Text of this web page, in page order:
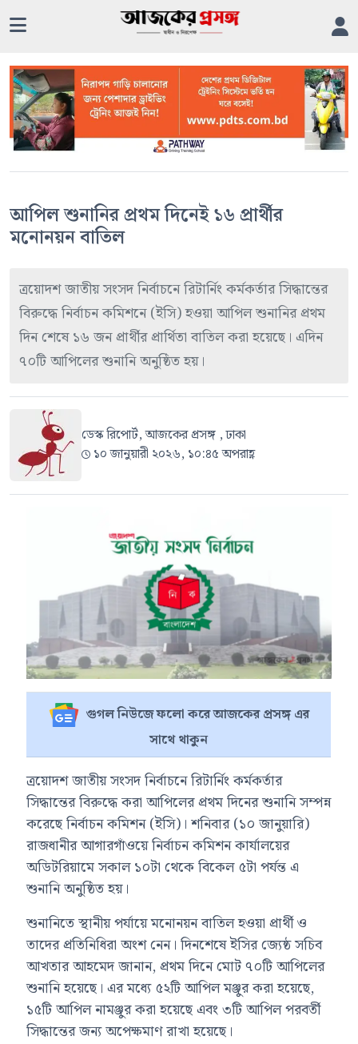
আপিল শুনানির প্রথম দিনেই ১৬ প্রার্থীর
মনোনয়ন বাতিল
ত্রয়োদশ জাতীয় সংসদ নির্বাচনে রিটার্নিং কর্মকর্তার সিদ্ধান্তের
বিরুদ্ধে নির্বাচন কমিশনে (ইসি) হওয়া আপিল শুনানির প্রথম
দিন শেষে ১৬ জন প্রার্থীর প্রার্থিতা বাতিল করা হয়েছে। এদিন
৭০টি আপিলের শুনানি অনুষ্ঠিত হয়।
ডেস্ক রিপোর্ট, আজকের প্রসঙ্গ , ঢাকা
১০ জানুয়ারী ২০২৬, ১০:৪৫ অপরাহ্ণ
গুগল নিউজে ফলো করে আজকের প্রসঙ্গ এর
সাথে থাকুন
ত্রয়োদশ জাতীয় সংসদ নির্বাচনে রিটার্নিং কর্মকর্তার
সিদ্ধান্তের বিরুদ্ধে করা আপিলের প্রথম দিনের শুনানি সম্পন্ন
করেছে নির্বাচন কমিশন (ইসি)। শনিবার (১০ জানুয়ারি)
রাজধানীর আগারগাঁওয়ে নির্বাচন কমিশন কার্যালয়ের
অডিটরিয়ামে সকাল ১০টা থেকে বিকেল ৫টা পর্যন্ত এ
শুনানি অনুষ্ঠিত হয়।
শুনানিতে স্থানীয় পর্যায়ে মনোনয়ন বাতিল হওয়া প্রার্থী ও
তাদের প্রতিনিধিরা অংশ নেন। দিনশেষে ইসির জ্যেষ্ঠ সচিব
আখতার আহমেদ জানান, প্রথম দিনে মোট ৭০টি আপিলের
শুনানি হয়েছে। এর মধ্যে ৫২টি আপিল মঞ্জুর করা হয়েছে,
১৫টি আপিল নামঞ্জুর করা হয়েছে এবং ৩টি আপিল পরবর্তী
সিদ্ধান্তের জন্য অপেক্ষমাণ রাখা হয়েছে।